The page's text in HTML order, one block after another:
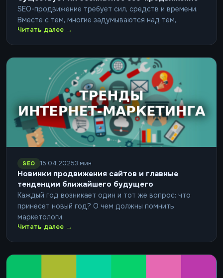
SEO-продвижение требует сил, средств и времени.
Вместе с тем, многие задумываются над тем,
Читать далее →
SEO 15.04.20253 мин
Новинки продвижения сайтов и главные
тенденции ближайшего будущего
Каждый год возникает один и тот же вопрос: что
принесет новый год? О чем должны помнить
маркетологи
Читать далее →